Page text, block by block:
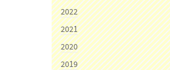
2022
2021
2020
2019